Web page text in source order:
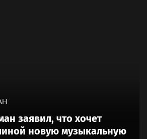
заявил, что хочет
новую музыкальную